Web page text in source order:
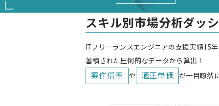
スキル別市場分析ダッ
ITフリーランスエンジニアの支援実績15
蓄積された圧倒的なデータから算出！
案件倍率 や 適正単価 が一目瞭然